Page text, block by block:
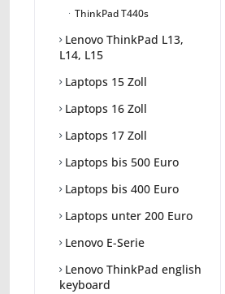
ThinkPad T440s
Lenovo ThinkPad L13,
L14, L15
Laptops 15 Zoll
Laptops 16 Zoll
Laptops 17 Zoll
Laptops bis 500 Euro
Laptops bis 400 Euro
Laptops unter 200 Euro
Lenovo E-Serie
Lenovo ThinkPad english
keyboard